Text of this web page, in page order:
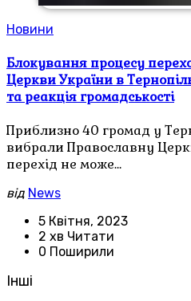
Новини
Блокування процесу
Церкви України в
та реакція громадськості
Приблизно 40 громад у
вибрали Православну
перехід не може…
від News
5 Квітня, 2023
2 хв Читати
0 Поширили
Інші